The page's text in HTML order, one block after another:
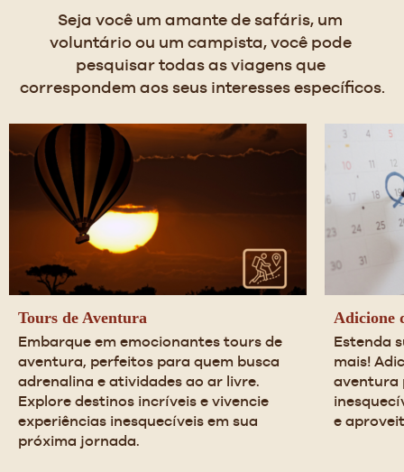
Seja você um amante de safáris, um
voluntário ou um campista, você pode
pesquisar todas as viagens que
correspondem aos seus interesses específicos.
Tours de Aventura
Embarque em emocionantes tours de
aventura, perfeitos para quem busca
adrenalina e atividades ao ar livre.
Explore destinos incríveis e vivencie
experiências inesquecíveis em sua
próxima jornada.
Adicione
Estenda
mais!
aventura
e